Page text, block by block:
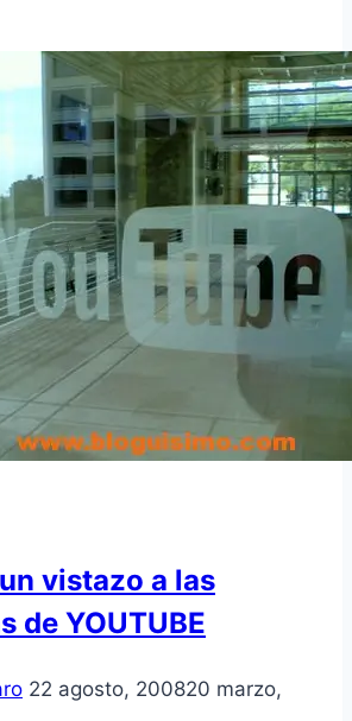
vistazo a las
de YOUTUBE
22 agosto, 200820 marzo,